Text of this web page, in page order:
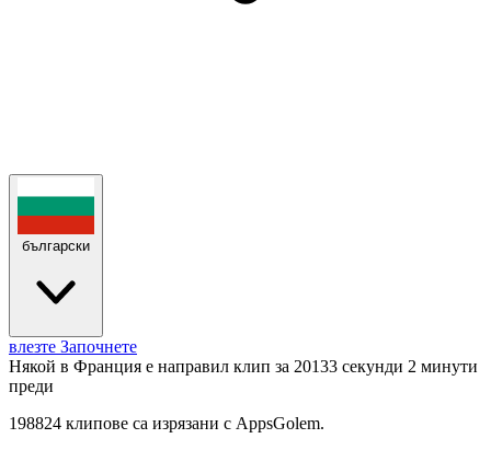
български
влезте Започнете
Някой в Франция е направил клип за 20133 секунди 2 минути
преди
198824 клипове са изрязани с AppsGolem.